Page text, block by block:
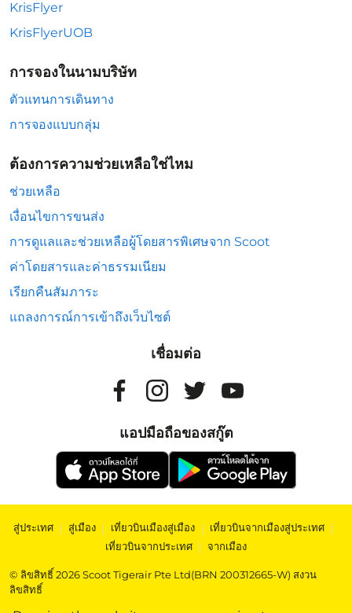
KrisFlyer
KrisFlyerUOB
การจองในนามบริษัท
ตัวแทนการเดินทาง
การจองแบบกลุ่ม
ต้องการความช่วยเหลือใช่ไหม
ช่วยเหลือ
เงื่อนไขการขนส่ง
การดูแลและช่วยเหลือผู้โดยสารพิเศษจาก Scoot
ค่าโดยสารและค่าธรรมเนียม
เรียกคืนสัมภาระ
แถลงการณ์การเข้าถึงเว็บไซต์
เชื่อมต่อ
แอปมือถือของสกู๊ต
สู่ประเทศ | สู่เมือง | เที่ยวบินเมืองสู่เมือง | เที่ยวบินจากเมืองสู่ประเทศ |
เที่ยวบินจากประเทศ | จากเมือง
© ลิขสิทธิ์ 2026 Scoot Tigerair Pte Ltd(BRN 200312665-W) สงวน
ลิขสิทธิ์